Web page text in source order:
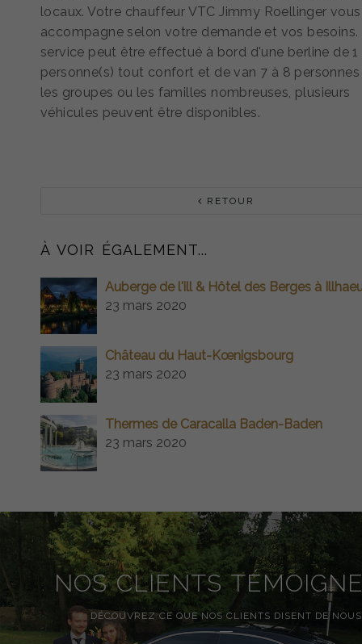
locaux. Votre chauffeur VTC Jimmy Roellinger vous
accompagne selon votre demande et vos besoins.
service peut être effectué à bord d'une berline de 1
personne(s) tout confort et de van 7 à 8
les groupes ou les familles nombreuses, plusieurs
véhicules peuvent être disponibles.
RETOUR
À VOIR ÉGALEMENT...
Auberge de l'ill & Hôtel des Berges à
23 mars 2020
Château du Haut-Kœnigsbourg
23 mars 2020
Thermes de Caracalla Baden-Baden
23 mars 2020
NOS CLIENTS
DÉCOUVREZ CE QUE NOS CLIENTS DISENT DE NOUS